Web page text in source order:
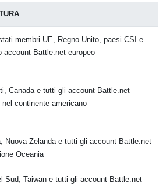
membri UE, Regno Unito, paesi CSI e
account Battle.net europeo
Canada e tutti gli account Battle.net
nel continente americano
Nuova Zelanda e tutti gli account Battle.net
Oceania
Sud, Taiwan e tutti gli account Battle.net